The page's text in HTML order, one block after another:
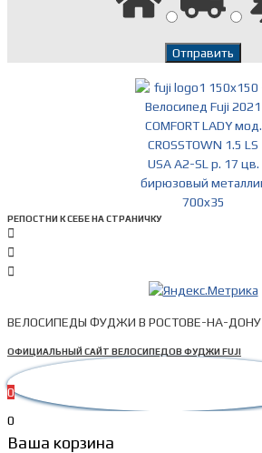
РЕПОСТНИ К СЕБЕ НА СТРАНИЧКУ
ВЕЛОСИПЕДЫ ФУДЖИ В РОСТОВЕ-НА-ДОНУ
ОФИЦИАЛЬНЫЙ САЙТ ВЕЛОСИПЕДОВ ФУДЖИ FUJI
0
0
Ваша корзина